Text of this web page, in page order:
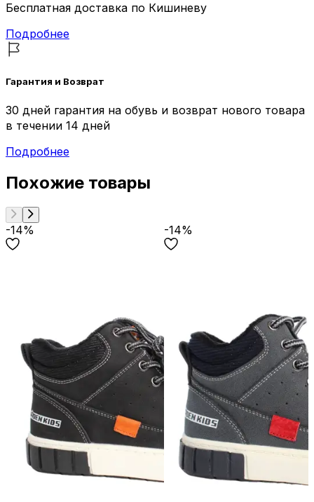
Бесплатная доставка по Кишиневу
Подробнее
Гарантия и Возврат
30 дней гарантия на обувь и возврат нового товара
в течении 14 дней
Подробнее
Похожие товары
-14% -14%